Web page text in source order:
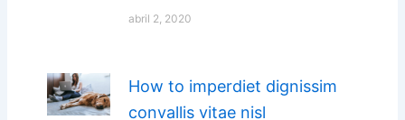
abril 2, 2020
How to imperdiet dignissim
convallis vitae nisl